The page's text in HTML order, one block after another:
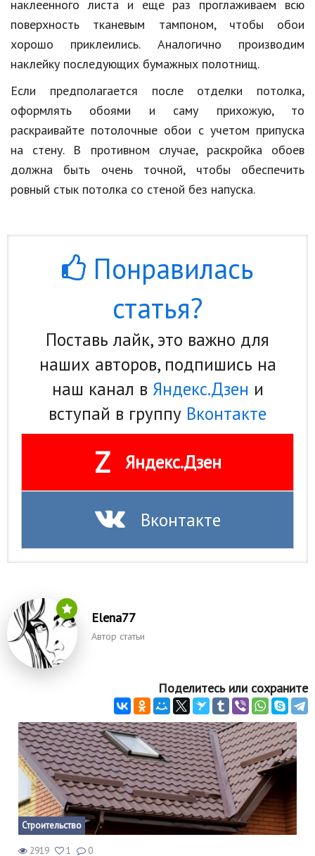
наклеенного листа и еще раз проглаживаем всю
поверхность тканевым тампоном, чтобы обои
хорошо приклеились. Аналогично производим
наклейку последующих бумажных полотнищ.
Если предполагается после отделки потолка,
оформлять обоями и саму прихожую, то
раскраивайте потолочные обои с учетом припуска
на стену. В противном случае, раскройка обоев
должна быть очень точной, чтобы обеспечить
ровный стык потолка со стеной без напуска.
Понравилась
статья?
Поставь лайк, это важно для
наших авторов, подпишись на
наш канал в Яндекс.Дзен и
вступай в группу Вконтакте
Z Яндекс.Дзен
Вконтакте
Elena77
Автор статьи
Поделитесь или сохраните
Строительство
2919 1 0